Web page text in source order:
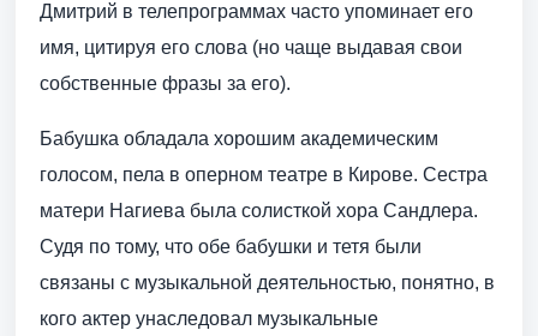
Дмитрий в телепрограммах часто упоминает его
имя, цитируя его слова (но чаще выдавая свои
собственные фразы за его).
Бабушка обладала хорошим академическим
голосом, пела в оперном театре в Кирове. Сестра
матери Нагиева была солисткой хора Сандлера.
Судя по тому, что обе бабушки и тетя были
связаны с музыкальной деятельностью, понятно, в
кого актер унаследовал музыкальные